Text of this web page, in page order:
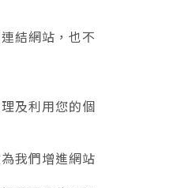
結網站，也不
及利用您的個
我們增進網站